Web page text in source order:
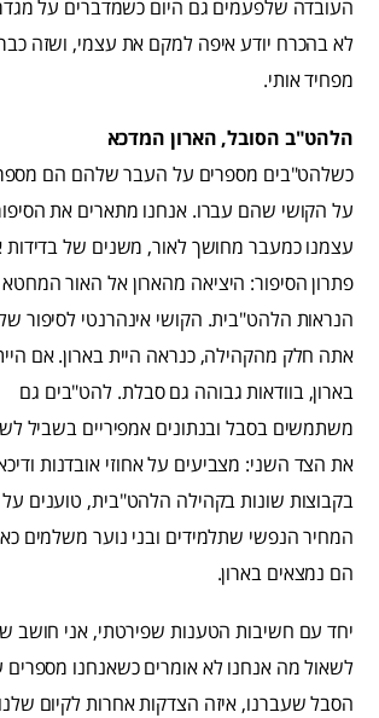
העובדה שלפעמים גם היום כשמדברים על
לא בהכרח יודע איפה למקם את עצמי, ושזה
מפחיד אותי.
הלהט"ב הסובל, הארון המדכא
כשלהט"בים מספרים על העבר שלהם הם
על הקושי שהם עברו. אנחנו מתארים את
עצמנו כמעבר מחושך לאור, משנים של בדידות
פתרון הסיפור: היציאה מהארון אל האור
הנראות הלהט"בית. הקושי אינהרנטי לסיפור
אתה חלק מהקהילה, כנראה היית בארון. אם
בארון, בוודאות גבוהה גם סבלת. להט"בים גם
משתמשים בסבל ובנתונים אמפיריים בשביל
את הצד השני: מצביעים על אחוזי אובדנות
בקבוצות שונות בקהילה הלהט"בית, טוענים על
המחיר הנפשי שתלמידים ובני נוער משלמים
הם נמצאים בארון.
יחד עם חשיבות הטענות שפירטתי, אני חושב
לשאול מה אנחנו לא אומרים כשאנחנו מספרים
הסבל שעברנו, איזה הצדקות אחרות לקיום שלנו